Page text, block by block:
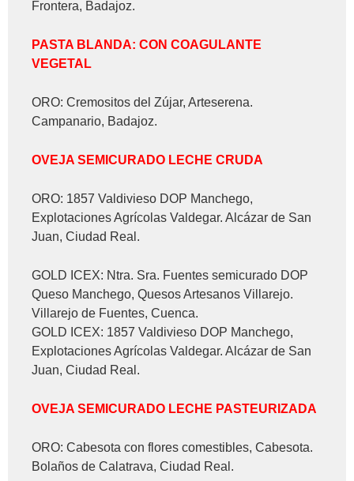
Frontera, Badajoz.
PASTA BLANDA: CON COAGULANTE
VEGETAL
ORO: Cremositos del Zújar, Arteserena.
Campanario, Badajoz.
OVEJA SEMICURADO LECHE CRUDA
ORO: 1857 Valdivieso DOP Manchego,
Explotaciones Agrícolas Valdegar. Alcázar de San
Juan, Ciudad Real.
GOLD ICEX: Ntra. Sra. Fuentes semicurado DOP
Queso Manchego, Quesos Artesanos Villarejo.
Villarejo de Fuentes, Cuenca.
GOLD ICEX: 1857 Valdivieso DOP Manchego,
Explotaciones Agrícolas Valdegar. Alcázar de San
Juan, Ciudad Real.
OVEJA SEMICURADO LECHE PASTEURIZADA
ORO: Cabesota con flores comestibles, Cabesota.
Bolaños de Calatrava, Ciudad Real.